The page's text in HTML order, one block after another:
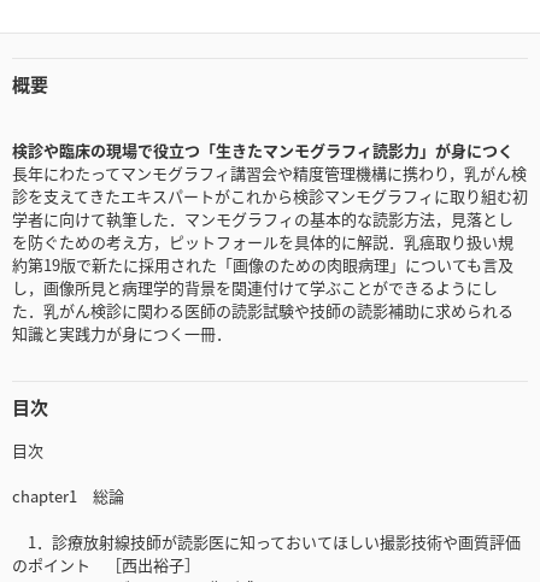
概要
検診や臨床の現場で役立つ「生きたマンモグラフィ読影力」が身につく
長年にわたってマンモグラフィ講習会や精度管理機構に携わり，乳がん検
診を支えてきたエキスパートがこれから検診マンモグラフィに取り組む初
学者に向けて執筆した．マンモグラフィの基本的な読影方法，見落とし
を防ぐための考え方，ピットフォールを具体的に解説．乳癌取り扱い規
約第19版で新たに採用された「画像のための肉眼病理」についても言及
し，画像所見と病理学的背景を関連付けて学ぶことができるようにし
た．乳がん検診に関わる医師の読影試験や技師の読影補助に求められる
知識と実践力が身につく一冊．
目次
目次
chapter1 総論
1．診療放射線技師が読影医に知っておいてほしい撮影技術や画質評価
のポイント ［西出裕子］